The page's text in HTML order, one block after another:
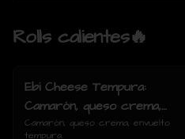
Rolls calientes🔥
Ebi Cheese Tempura:
Camarón, queso crema,
envuelto tempura.
Camarón, queso crema, envuelto
tempura.